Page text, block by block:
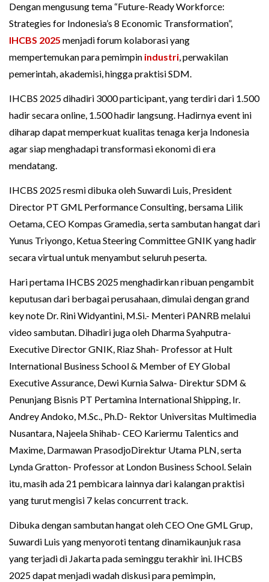
Dengan mengusung tema “Future-Ready Workforce:
Strategies for Indonesia’s 8 Economic Transformation”,
IHCBS 2025 menjadi forum kolaborasi yang
mempertemukan para pemimpin industri, perwakilan
pemerintah, akademisi, hingga praktisi SDM.
IHCBS 2025 dihadiri 3000 participant, yang terdiri dari 1.500
hadir secara online, 1.500 hadir langsung. Hadirnya event ini
diharap dapat memperkuat kualitas tenaga kerja Indonesia
agar siap menghadapi transformasi ekonomi di era
mendatang.
IHCBS 2025 resmi dibuka oleh Suwardi Luis, President
Director PT GML Performance Consulting, bersama Lilik
Oetama, CEO Kompas Gramedia, serta sambutan hangat dari
Yunus Triyongo, Ketua Steering Committee GNIK yang hadir
secara virtual untuk menyambut seluruh peserta.
Hari pertama IHCBS 2025 menghadirkan ribuan pengambit
keputusan dari berbagai perusahaan, dimulai dengan grand
key note Dr. Rini Widyantini, M.Si.- Menteri PANRB melalui
video sambutan. Dihadiri juga oleh Dharma Syahputra-
Executive Director GNIK, Riaz Shah- Professor at Hult
International Business School & Member of EY Global
Executive Assurance, Dewi Kurnia Salwa- Direktur SDM &
Penunjang Bisnis PT Pertamina International Shipping, Ir.
Andrey Andoko, M.Sc., Ph.D- Rektor Universitas Multimedia
Nusantara, Najeela Shihab- CEO Kariermu Talentics and
Maxime, Darmawan PrasodjoDirektur Utama PLN, serta
Lynda Gratton- Professor at London Business School. Selain
itu, masih ada 21 pembicara lainnya dari kalangan praktisi
yang turut mengisi 7 kelas concurrent track.
Dibuka dengan sambutan hangat oleh CEO One GML Grup,
Suwardi Luis yang menyoroti tentang dinamikaunjuk rasa
yang terjadi di Jakarta pada seminggu terakhir ini. IHCBS
2025 dapat menjadi wadah diskusi para pemimpin,